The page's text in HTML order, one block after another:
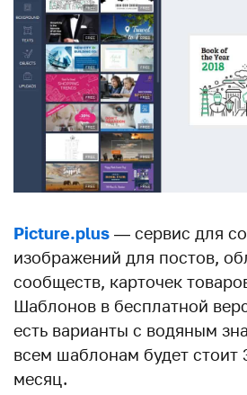
Picture.plus — сервис для
изображений для постов,
сообществ, карточек
Шаблонов в бесплатной
есть варианты с водяным
всем шаблонам будет стоит
месяц.